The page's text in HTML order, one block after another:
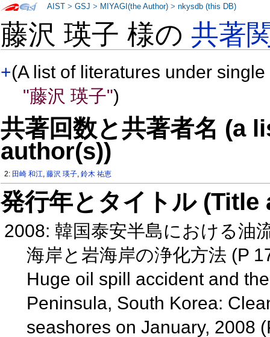
藤沢 瑛子 様の共著
+(A list of literatures under
"藤沢 瑛子")
共著回数と共著者名 (a
author(s))
2: 田崎 和江,藤沢 瑛子,鈴木 祐恵
発行年とタイトル
2008: 韓国泰安半島における油
海岸と岩海岸の浄化方法 (P
Huge oil spill accident and
Peninsula, South Korea:
seashores on January, 2008
AIST >GSJ > MIYAGI(the Author) >nkysdb (this DB)